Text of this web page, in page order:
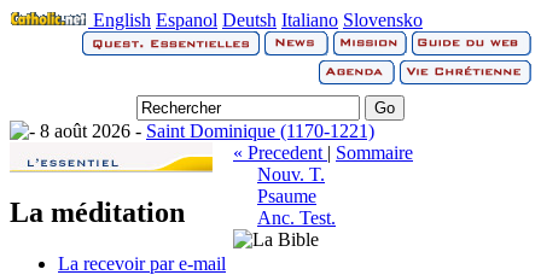
English Espanol Deutsh Italiano Slovensko
8 août 2026 - Saint Dominique (1170-1221)
La méditation
La recevoir par e-mail
« Precedent | Sommaire
Nouv. T.
Psaume
Anc. Test.